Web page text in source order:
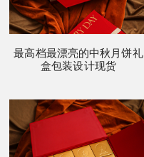
最高档最漂亮的中秋月饼礼
盒包装设计现货